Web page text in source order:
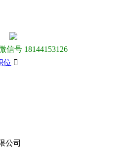
信号 18144153126
位 
公司